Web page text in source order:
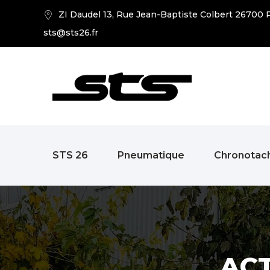
ZI Daudel 13, Rue Jean-Baptiste Colbert 26700
sts@sts26.fr
STS 26 Pneumatique